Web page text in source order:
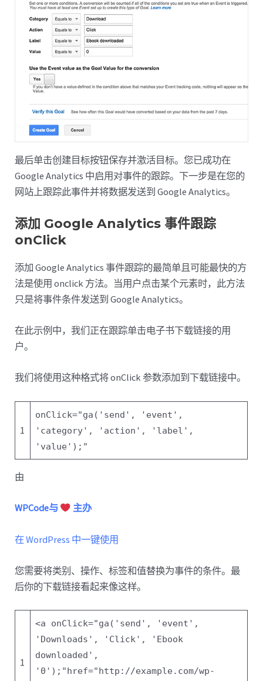
最后单击创建目标按钮保存并激活目标。您已成功在
Google Analytics 中启用对事件的跟踪。下一步是在您的
网站上跟踪此事件并将数据发送到 Google Analytics。
添加 Google Analytics 事件跟踪
onClick
添加 Google Analytics 事件跟踪的最简单且可能最快的方
法是使用 onclick 方法。当用户点击某个元素时，此方法
只是将事件条件发送到 Google Analytics。
在此示例中，我们正在跟踪单击电子书下载链接的用
户。
我们将使用这种格式将 onClick 参数添加到下载链接中。
1
onClick="ga('send', 'event',
'category', 'action', 'label',
'value');"
由
WPCode与 主办
在 WordPress 中一键使用
您需要将类别、操作、标签和值替换为事件的条件。最
后你的下载链接看起来像这样。
1
<a onClick="ga('send', 'event',
'Downloads', 'Click', 'Ebook
downloaded',
'0');"href="http://example.com/wp-